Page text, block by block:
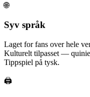
🌐
Syv språk
Laget for fans over hele
Kulturelt tilpasset —
Tippspiel på tysk.
🖨️